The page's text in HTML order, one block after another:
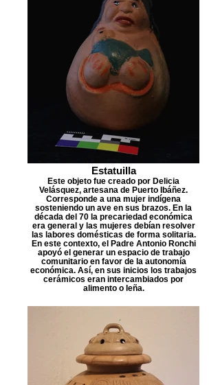
Estatuilla
Este objeto fue creado por Delicia
Velásquez, artesana de Puerto Ibáñez.
Corresponde a una mujer indígena
sosteniendo un ave en sus brazos. En la
década del 70 la precariedad económica
era general y las mujeres debían resolver
las labores domésticas de forma solitaria.
En este contexto, el Padre Antonio Ronchi
apoyó el generar un espacio de trabajo
comunitario en favor de la autonomía
económica. Así, en sus inicios los trabajos
cerámicos eran intercambiados por
alimento o leña.